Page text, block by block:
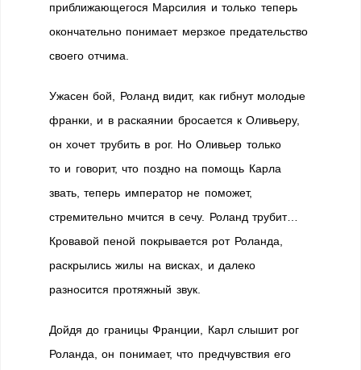
приближающегося Марсилия и только теперь
окончательно понимает мерзкое предательство
своего отчима.
Ужасен бой, Роланд видит, как гибнут молодые
франки, и в раскаянии бросается к Оливьеру,
он хочет трубить в рог. Но Оливьер только
то и говорит, что поздно на помощь Карла
звать, теперь император не поможет,
стремительно мчится в сечу. Роланд трубит…
Кровавой пеной покрывается рот Роланда,
раскрылись жилы на висках, и далеко
разносится протяжный звук.
Дойдя до границы Франции, Карл слышит рог
Роланда, он понимает, что предчувствия его